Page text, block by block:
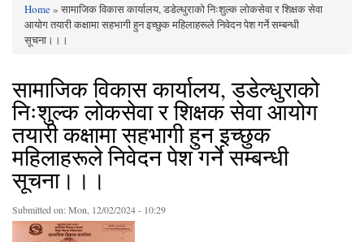
You are here
Home» सामाजिक विकास कार्यालय, डडेल्धुराको निःशुल्क लोकसेवा र शिक्षक सेवा
आयोग तयारी कक्षामा सहभागी हुन इच्छुक महिलाहरूले निवेदन पेश गर्ने सम्बन्धी
सूचना।।।
सामाजिक विकास कार्यालय, डडेल्धुराको
निःशुल्क लोकसेवा र शिक्षक सेवा आयोग
तयारी कक्षामा सहभागी हुन इच्छुक
महिलाहरूले निवेदन पेश गर्ने सम्बन्धी
सूचना।।।
Submitted on:Mon, 12/02/2024 - 10:29